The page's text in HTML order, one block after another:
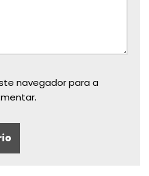
navegador para a